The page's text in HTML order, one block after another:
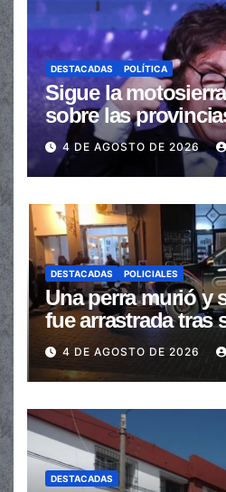
DESTACADAS POLÍTICA
Sigue la
sobre las
de las
automáticas
4 DE AGOSTO DE 2026
DESTACADAS POLICIALES
Una perra murió y
fue arrastrada tras
en la senda
4 DE AGOSTO DE 2026
DESTACADAS